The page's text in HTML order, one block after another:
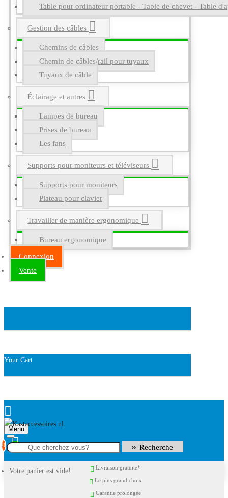
Table pour ordinateur portable - Table de chevet - Table
Gestion des câbles
Chemins de câbles
Chemin de câbles/rail pour tuyaux
Tuyaux de câble
Éclairage et autres
Lampes de bureau
Prises de bureau
Les fans
Supports pour moniteurs et téléviseurs
Supports pour moniteurs
Plateau pour clavier
Travailler de manière ergonomique
Bureau ergonomique
Connexion
Vente
Your Cart
Menu
0
Votre panier est vide!
Recherche
Livraison gratuite*
Le plus grand choix
Garantie prolongée